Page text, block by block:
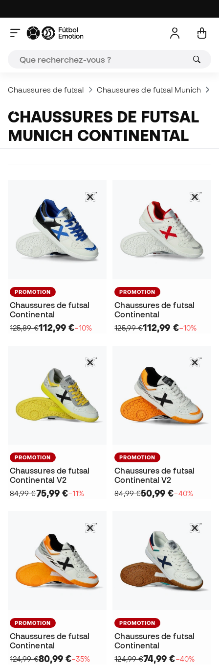
Chaussures de futsal Chaussures de futsal Munich
CHAUSSURES DE FUTSAL
MUNICH CONTINENTAL
PROMOTION
Chaussures de futsal
Continental
125,89 €112,99 €−10%
PROMOTION
Chaussures de futsal
Continental
125,99 €112,99 €−10%
PROMOTION
Chaussures de futsal
Continental V2
84,99 €75,99 €−11%
PROMOTION
Chaussures de futsal
Continental V2
84,99 €50,99 €−40%
PROMOTION
Chaussures de futsal
Continental
124,99 €80,99 €−35%
PROMOTION
Chaussures de futsal
Continental
124,99 €74,99 €−40%